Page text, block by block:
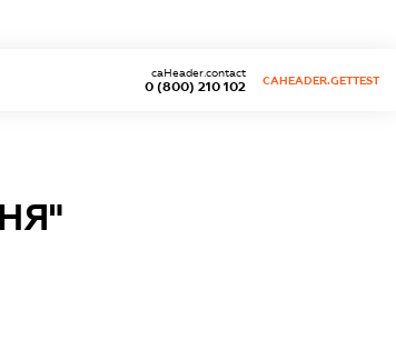
0 (800) 210 102
caHeader.contact
CAHEADER.GETTEST